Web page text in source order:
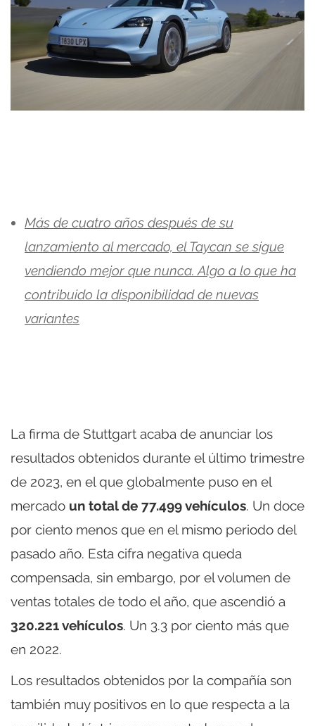
Más de cuatro años después de su
lanzamiento al mercado, el Taycan se sigue
vendiendo mejor que nunca. Algo a lo que ha
contribuido la disponibilidad de nuevas
variantes
La firma de Stuttgart acaba de anunciar los
resultados obtenidos durante el último trimestre
de 2023, en el que globalmente puso en el
mercado un total de 77.499 vehículos. Un doce
por ciento menos que en el mismo periodo del
pasado año. Esta cifra negativa queda
compensada, sin embargo, por el volumen de
ventas totales de todo el año, que ascendió a
320.221 vehículos. Un 3.3 por ciento más que
en 2022.
Los resultados obtenidos por la compañía son
también muy positivos en lo que respecta a la